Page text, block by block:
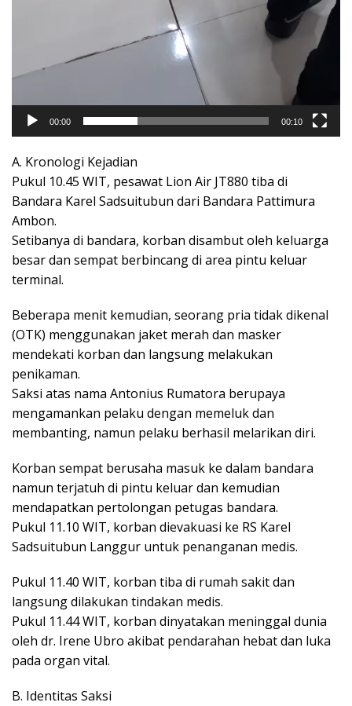
00:00 00:10
A. Kronologi Kejadian
Pukul 10.45 WIT, pesawat Lion Air JT880 tiba di
Bandara Karel Sadsuitubun dari Bandara Pattimura
Ambon.
Setibanya di bandara, korban disambut oleh keluarga
besar dan sempat berbincang di area pintu keluar
terminal.
Beberapa menit kemudian, seorang pria tidak dikenal
(OTK) menggunakan jaket merah dan masker
mendekati korban dan langsung melakukan
penikaman.
Saksi atas nama Antonius Rumatora berupaya
mengamankan pelaku dengan memeluk dan
membanting, namun pelaku berhasil melarikan diri.
Korban sempat berusaha masuk ke dalam bandara
namun terjatuh di pintu keluar dan kemudian
mendapatkan pertolongan petugas bandara.
Pukul 11.10 WIT, korban dievakuasi ke RS Karel
Sadsuitubun Langgur untuk penanganan medis.
Pukul 11.40 WIT, korban tiba di rumah sakit dan
langsung dilakukan tindakan medis.
Pukul 11.44 WIT, korban dinyatakan meninggal dunia
oleh dr. Irene Ubro akibat pendarahan hebat dan luka
pada organ vital.
B. Identitas Saksi